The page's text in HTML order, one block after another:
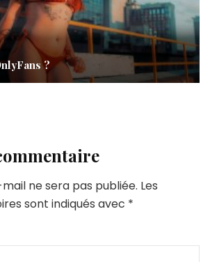
?
ne sera pas publiée. Les
sont indiqués avec *